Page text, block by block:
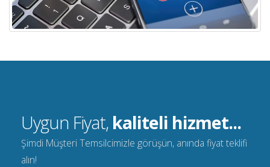
Uygun Fiyat, kaliteli hizmet...
Şimdi Müşteri Temsilcimizle görüşün, anında fiyat teklifi
alın!